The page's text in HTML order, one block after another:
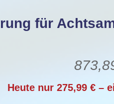
für
Heute nur 275,99 € –